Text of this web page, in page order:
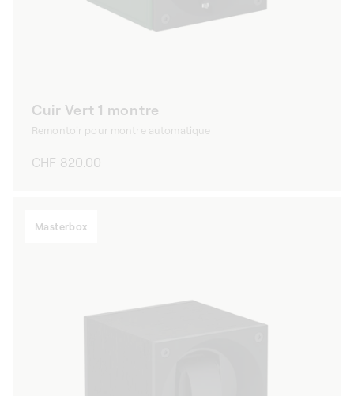
Cuir Vert 1 montre
Remontoir pour montre automatique
Prix
CHF 820.00
Masterbox